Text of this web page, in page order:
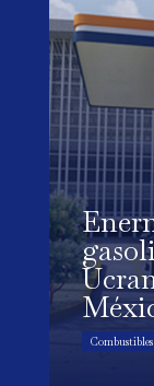
Combustibles